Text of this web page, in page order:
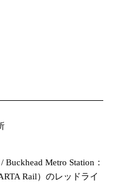
Metro Station：
Rail）のレッドライ